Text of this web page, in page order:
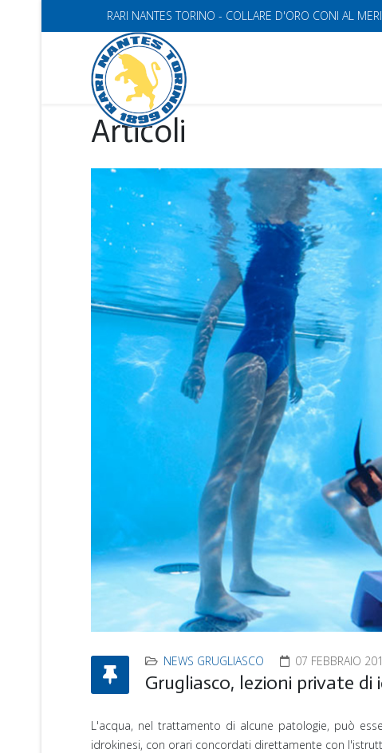
RARI NANTES TORINO - COLLARE D'ORO CONI AL
Articoli
NEWS GRUGLIASCO 07 FEBBRAIO
Grugliasco, lezioni private
L'acqua, nel trattamento di alcune patologie, può
idrokinesi, con orari concordati direttamente con